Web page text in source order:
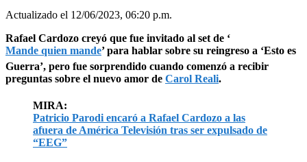
Actualizado el 12/06/2023, 06:20 p.m.
Rafael Cardozo creyó que fue invitado al set de ‘
Mande quien mande’ para hablar sobre su reingreso a ‘Esto es
Guerra’, pero fue sorprendido cuando comenzó a recibir
preguntas sobre el nuevo amor de Carol Reali.
MIRA:
Patricio Parodi encaró a Rafael Cardozo a las
afuera de América Televisión tras ser expulsado de
“EEG”